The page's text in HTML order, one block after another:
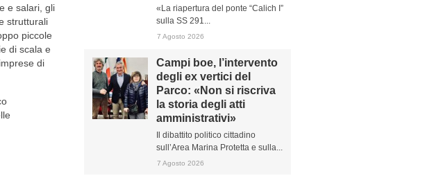
e salari, gli
strutturali
piccole
di scala e
di
«La riapertura del ponte “Calich I”
sulla SS 291...
7 Agosto 2026
Campi boe, l’intervento
degli ex vertici del
Parco: «Non si riscriva
la storia degli atti
amministrativi»
Il dibattito politico cittadino
sull’Area Marina Protetta e sulla...
7 Agosto 2026